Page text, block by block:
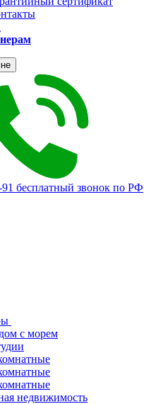
бесплатный звонок по РФ
с морем
недвижимость